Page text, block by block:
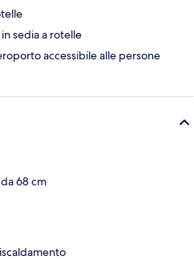
sedia a rotelle
accessibile alle persone
68 cm